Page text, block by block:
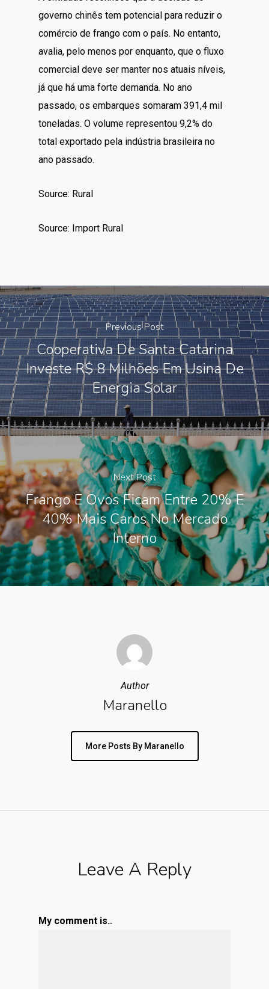
governo chinês tem potencial para reduzir o
comércio de frango com o país. No entanto,
avalia, pelo menos por enquanto, que o fluxo
comercial deve ser manter nos atuais níveis,
já que há uma forte demanda. No ano
passado, os embarques somaram 391,4 mil
toneladas. O volume representou 9,2% do
total exportado pela indústria brasileira no
ano passado.
Source: Rural
Source: Import Rural
Previous Post
Cooperativa De Santa Catarina
Investe R$ 8 Milhões Em Usina De
Energia Solar
Next Post
Frango E Ovos Ficam Entre 20% E
40% Mais Caros No Mercado
Interno
Author
Maranello
More Posts By Maranello
Leave A Reply
My comment is..